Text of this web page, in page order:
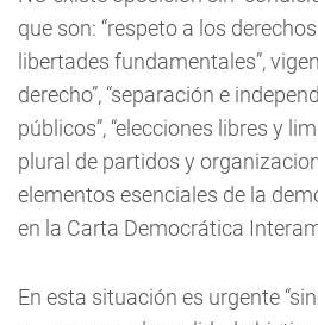
que son: “respeto a los
libertades fundamentales”,
derecho”, “separación e
públicos”, “elecciones libres y
plural de partidos y
elementos esenciales de la
en la Carta Democrática
En esta situación es urgente